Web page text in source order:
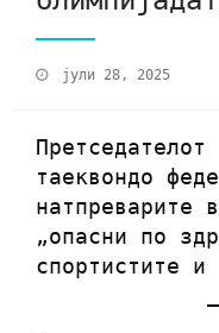
јули 28, 2025
таеквондо
натпреварите
„опасни по
спортистите и